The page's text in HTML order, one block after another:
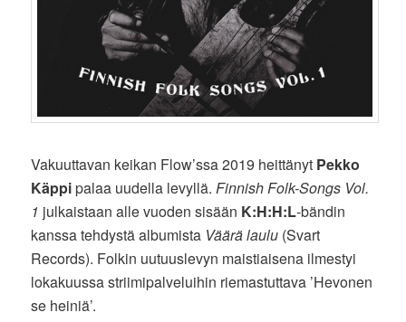
Vakuuttavan keikan Flow’ssa 2019 heittänyt Pekko
Käppipalaa uudella levyllä.Finnish Folk-Songs Vol.
1 julkaistaan alle vuoden sisään K:H:H:L-bändin
kanssa tehdystä albumista Väärä laulu (Svart
Records). Folkin uutuuslevyn maistiaisena ilmestyi
lokakuussa striimipalveluihin riemastuttava ’Hevonen
se heiniä’.